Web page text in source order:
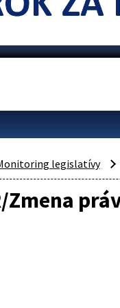
legislatívy
Zmena